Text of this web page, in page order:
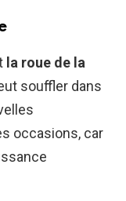
la roue de la
souffler dans
occasions, car